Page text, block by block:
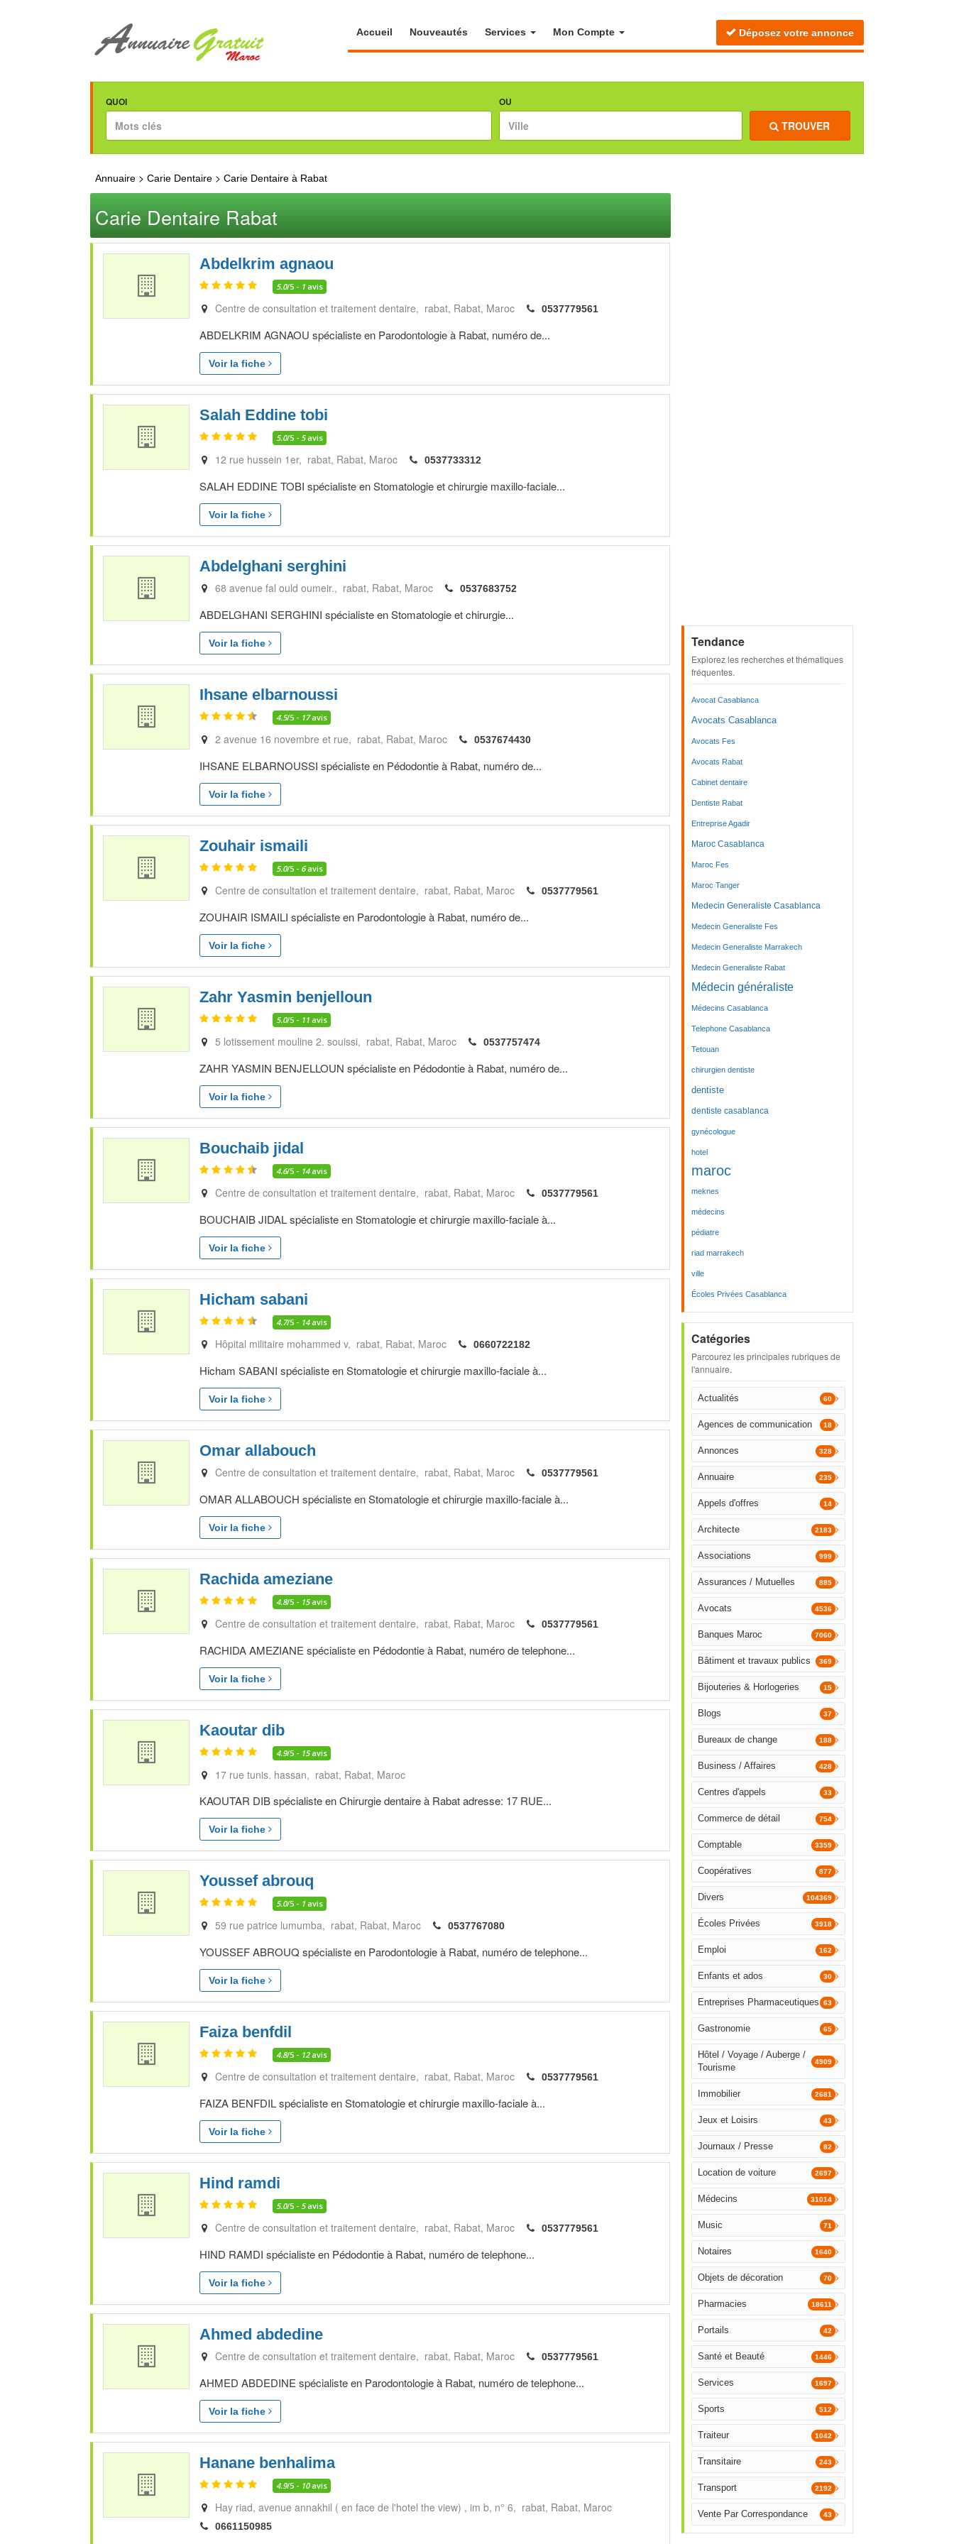
Accueil Nouveautés Services Mon Compte Déposez votre annonce
QUOI OU
TROUVER
Annuaire > Carie Dentaire > Carie Dentaire à Rabat
Carie Dentaire Rabat
Abdelkrim agnaou
5.0/5 - 1 avis
Centre de consultation et traitement dentaire, rabat Rabat Maroc 0537779561
ABDELKRIM AGNAOU spécialiste en Parodontologie à Rabat, numéro de...
Voir la fiche
Salah Eddine tobi
5.0/5 - 5avis
12 rue hussein 1er, rabat Rabat Maroc 0537733312
SALAH EDDINE TOBI spécialiste en Stomatologie et chirurgie maxillo-faciale...
Voir la fiche
Abdelghani serghini
68 avenue fal ould oumeir., rabat Rabat Maroc 0537683752
ABDELGHANI SERGHINI spécialiste en Stomatologie et chirurgie...
Voir la fiche
Ihsane elbarnoussi
4.5/5 - 17avis
2 avenue 16 novembre et rue, rabat Rabat Maroc 0537674430
IHSANE ELBARNOUSSI spécialiste en Pédodontie à Rabat, numéro de...
Voir la fiche
Zouhair ismaili
5.0/5 - 6avis
Centre de consultation et traitement dentaire, rabat Rabat Maroc 0537779561
ZOUHAIR ISMAILI spécialiste en Parodontologie à Rabat, numéro de...
Voir la fiche
Zahr Yasmin benjelloun
5.0/5 - 11 avis
5 lotissement mouline 2. souissi, rabat Rabat Maroc 0537757474
ZAHR YASMIN BENJELLOUN spécialiste en Pédodontie à Rabat, numéro de...
Voir la fiche
Bouchaib jidal
4.6/5 - 14avis
Centre de consultation et traitement dentaire, rabat Rabat Maroc 0537779561
BOUCHAIB JIDAL spécialiste en Stomatologie et chirurgie maxillo-faciale à...
Voir la fiche
Hicham sabani
4.7/5 - 14avis
Hôpital militaire mohammed v, rabat Rabat Maroc 0660722182
Hicham SABANI spécialiste en Stomatologie et chirurgie maxillo-faciale à...
Voir la fiche
Omar allabouch
Centre de consultation et traitement dentaire, rabat Rabat Maroc 0537779561
OMAR ALLABOUCH spécialiste en Stomatologie et chirurgie maxillo-faciale à...
Voir la fiche
Rachida ameziane
4.8/5 - 15avis
Centre de consultation et traitement dentaire, rabat Rabat Maroc 0537779561
RACHIDA AMEZIANE spécialiste en Pédodontie à Rabat, numéro de telephone...
Voir la fiche
Kaoutar dib
4.9/5 - 15avis
17 rue tunis. hassan, rabat Rabat Maroc
KAOUTAR DIB spécialiste en Chirurgie dentaire à Rabat adresse: 17 RUE...
Voir la fiche
Youssef abrouq
5.0/5 - 1 avis
59 rue patrice lumumba, rabat Rabat Maroc 0537767080
YOUSSEF ABROUQ spécialiste en Parodontologie à Rabat, numéro de telephone...
Voir la fiche
Faiza benfdil
4.8/5 - 12avis
Centre de consultation et traitement dentaire, rabat Rabat Maroc 0537779561
FAIZA BENFDIL spécialiste en Stomatologie et chirurgie maxillo-faciale à...
Voir la fiche
Hind ramdi
5.0/5 - 5avis
Centre de consultation et traitement dentaire, rabat Rabat Maroc 0537779561
HIND RAMDI spécialiste en Pédodontie à Rabat, numéro de telephone...
Voir la fiche
Ahmed abdedine
Centre de consultation et traitement dentaire, rabat Rabat Maroc 0537779561
AHMED ABDEDINE spécialiste en Parodontologie à Rabat, numéro de telephone...
Voir la fiche
Hanane benhalima
4.9/5 - 10avis
Hay riad, avenue annakhil ( en face de l'hotel the view) , im b, n° 6, rabat Rabat Maroc
0661150985
Tendance
Explorez les recherches et thématiques
fréquentes.
Avocat Casablanca
Avocats Casablanca
Avocats Fes
Avocats Rabat
Cabinet dentaire
Dentiste Rabat
Entreprise Agadir
Maroc Casablanca
Maroc Fes
Maroc Tanger
Medecin Generaliste Casablanca
Medecin Generaliste Fes
Medecin Generaliste Marrakech
Medecin Generaliste Rabat
Médecin généraliste
Médecins Casablanca
Telephone Casablanca
Tetouan
chirurgien dentiste
dentiste
dentiste casablanca
gynécologue
hotel
maroc
meknes
médecins
pédiatre
riad marrakech
ville
Écoles Privées Casablanca
Catégories
Parcourez les principales rubriques de
l'annuaire.
Actualités 60
Agences de communication 18
Annonces 328
Annuaire 235
Appels d'offres 14
Architecte 2183
Associations 999
Assurances / Mutuelles 885
Avocats 4536
Banques Maroc 7060
Bâtiment et travaux publics 369
Bijouteries & Horlogeries 15
Blogs 37
Bureaux de change 188
Business / Affaires 428
Centres d'appels 33
Commerce de détail 754
Comptable 3359
Coopératives 877
Divers 104369
Écoles Privées 3918
Emploi 162
Enfants et ados 30
Entreprises Pharmaceutiques 63
Gastronomie 65
Hôtel / Voyage / Auberge /
Tourisme
4909
Immobilier 2681
Jeux et Loisirs 43
Journaux / Presse 82
Location de voiture 2697
Médecins 31014
Music 71
Notaires 1640
Objets de décoration 70
Pharmacies 18611
Portails 42
Santé et Beauté 1446
Services 1697
Sports 512
Traiteur 1042
Transitaire 243
Transport 2192
Vente Par Correspondance 43